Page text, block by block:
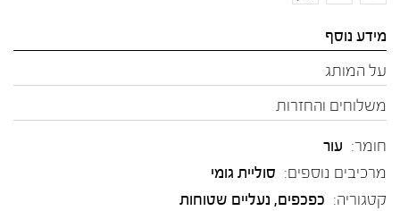
מידע נוסף
על המותג
משלוחים והחזרות
חומר: עור
מרכיבים נוספים: סוליית גומי
קטגוריה: כפכפים, נעליים שטוחות